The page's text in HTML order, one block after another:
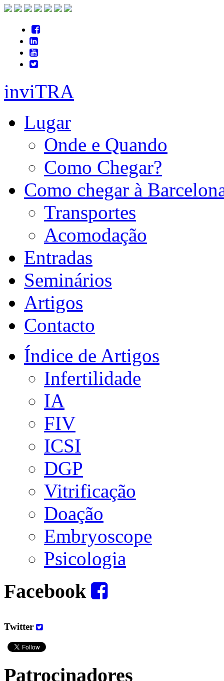
inviTRA
Lugar
Onde e Quando
Como Chegar?
Como chegar à
Transportes
Acomodação
Entradas
Seminários
Artigos
Contacto
Índice de Artigos
Infertilidade
IA
FIV
ICSI
DGP
Vitrificação
Doação
Embryoscope
Psicologia
Facebook
Twitter
Patrocinadores